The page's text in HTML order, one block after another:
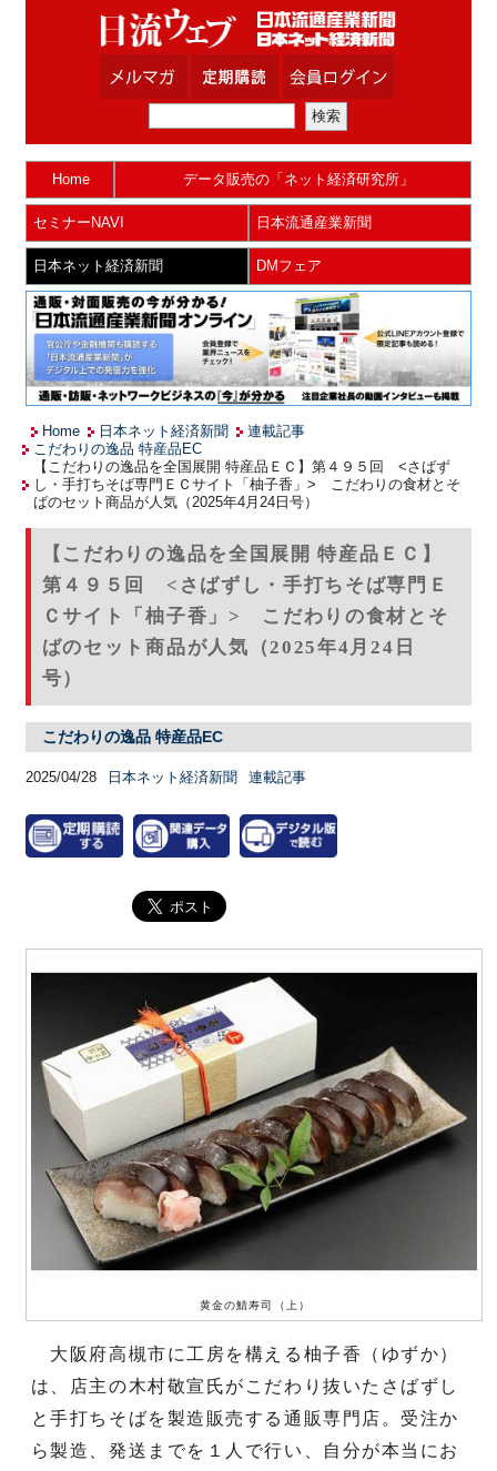
Home データ販売の「ネット経済研究所」
セミナーNAVI 日本流通産業新聞
日本ネット経済新聞 DMフェア
Home 日本ネット経済新聞
連載記事
こだわりの逸品 特産品EC
【こだわりの逸品を全国展開 特産品ＥＣ】第４９５回 <さばず
し・手打ちそば専門ＥＣサイト「柚子香」> こだわりの食材とそ
ばのセット商品が人気（2025年4月24日号）
【こだわりの逸品を全国展開 特産品ＥＣ】
第４９５回 <さばずし・手打ちそば専門Ｅ
Ｃサイト「柚子香」> こだわりの食材とそ
ばのセット商品が人気（2025年4月24日
号）
こだわりの逸品 特産品EC
2025/04/28 日本ネット経済新聞 連載記事
黄金の鯖寿司（上）
大阪府高槻市に工房を構える柚子香（ゆずか）
は、店主の木村敬宣氏がこだわり抜いたさばずし
と手打ちそばを製造販売する通販専門店。受注か
ら製造、発送までを１人で行い、自分が本当にお